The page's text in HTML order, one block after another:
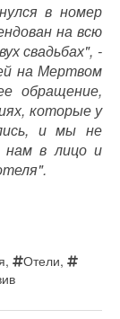
в номер
на всю
свадьбах", -
на Мертвом
обращение,
которые у
и мы не
нам в лицо и
, Отели,